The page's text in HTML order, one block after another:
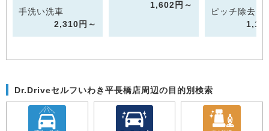
手洗い洗車
2,310円～
1,602円～
ピッチ除去
Dr.Driveセルフいわき平長橋店周辺の目的別検索